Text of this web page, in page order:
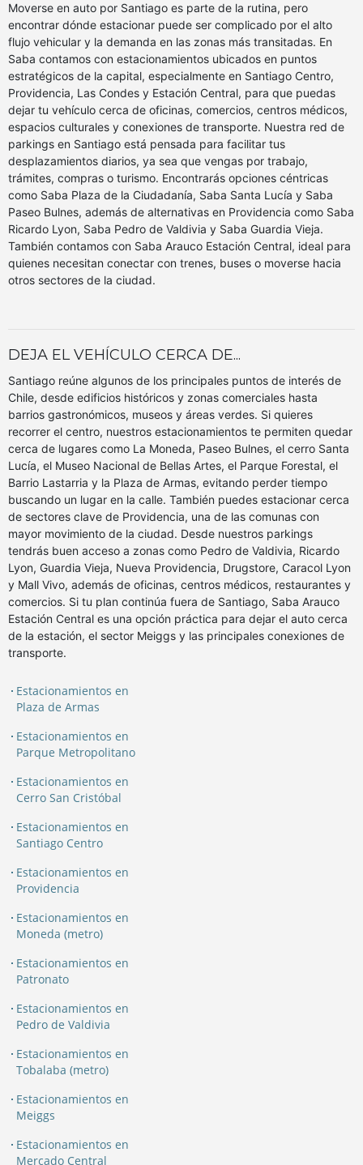
Moverse en auto por Santiago es parte de la rutina, pero
encontrar dónde estacionar puede ser complicado por el alto
flujo vehicular y la demanda en las zonas más transitadas. En
Saba contamos con estacionamientos ubicados en puntos
estratégicos de la capital, especialmente en Santiago Centro,
Providencia, Las Condes y Estación Central, para que puedas
dejar tu vehículo cerca de oficinas, comercios, centros médicos,
espacios culturales y conexiones de transporte. Nuestra red de
parkings en Santiago está pensada para facilitar tus
desplazamientos diarios, ya sea que vengas por trabajo,
trámites, compras o turismo. Encontrarás opciones céntricas
como Saba Plaza de la Ciudadanía, Saba Santa Lucía y Saba
Paseo Bulnes, además de alternativas en Providencia como Saba
Ricardo Lyon, Saba Pedro de Valdivia y Saba Guardia Vieja.
También contamos con Saba Arauco Estación Central, ideal para
quienes necesitan conectar con trenes, buses o moverse hacia
otros sectores de la ciudad.
DEJA EL VEHÍCULO CERCA DE...
Santiago reúne algunos de los principales puntos de interés de
Chile, desde edificios históricos y zonas comerciales hasta
barrios gastronómicos, museos y áreas verdes. Si quieres
recorrer el centro, nuestros estacionamientos te permiten quedar
cerca de lugares como La Moneda, Paseo Bulnes, el cerro Santa
Lucía, el Museo Nacional de Bellas Artes, el Parque Forestal, el
Barrio Lastarria y la Plaza de Armas, evitando perder tiempo
buscando un lugar en la calle. También puedes estacionar cerca
de sectores clave de Providencia, una de las comunas con
mayor movimiento de la ciudad. Desde nuestros parkings
tendrás buen acceso a zonas como Pedro de Valdivia, Ricardo
Lyon, Guardia Vieja, Nueva Providencia, Drugstore, Caracol Lyon
y Mall Vivo, además de oficinas, centros médicos, restaurantes y
comercios. Si tu plan continúa fuera de Santiago, Saba Arauco
Estación Central es una opción práctica para dejar el auto cerca
de la estación, el sector Meiggs y las principales conexiones de
transporte.
Estacionamientos en
Plaza de Armas
Estacionamientos en
Parque Metropolitano
Estacionamientos en
Cerro San Cristóbal
Estacionamientos en
Santiago Centro
Estacionamientos en
Providencia
Estacionamientos en
Moneda (metro)
Estacionamientos en
Patronato
Estacionamientos en
Pedro de Valdivia
Estacionamientos en
Tobalaba (metro)
Estacionamientos en
Meiggs
Estacionamientos en
Mercado Central